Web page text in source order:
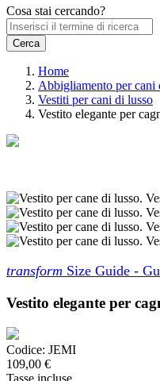
Cosa stai cercando?
Home
Abbigliamento per cani
Vestiti per cani di lusso
Vestito elegante per
transform Size Guide -
Vestito elegante per
Codice: JEMI
109,00 €
Tasse incluse